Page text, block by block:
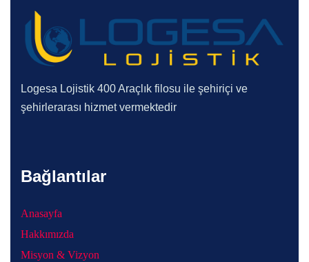
Logesa Lojistik 400 Araçlık filosu ile şehiriçi ve
şehirlerarası hizmet vermektedir
Bağlantılar
Anasayfa
Hakkımızda
Misyon & Vizyon